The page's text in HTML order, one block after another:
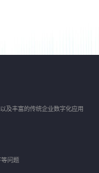
及丰富的传统企业数字化应用
等问题